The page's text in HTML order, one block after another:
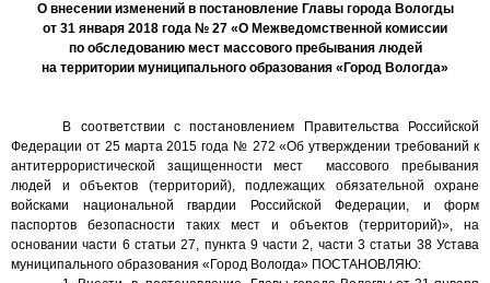
О внесении изменений в постановление Главы города Вологды
от 31 января 2018 года № 27 «О Межведомственной комиссии
по обследованию мест массового пребывания людей
на территории муниципального образования «Город Вологда»
В соответствии спостановлением Правительства Российской
Федерации от 25 марта 2015 года № 272 «Об утверждении требований к
антитеррористической защищенности мест
массового пребывания
людей и объектов (территорий), подлежащих обязательной охране
войсками национальной гвардии Российской Федерации, и форм
паспортов безопасности таких мест и объектов (территорий)», на
основании части 6 статьи 27, пункта 9 части 2, части 3 статьи 38 Устава
муниципального образования «Город Вологда» ПОСТАНОВЛЯЮ: